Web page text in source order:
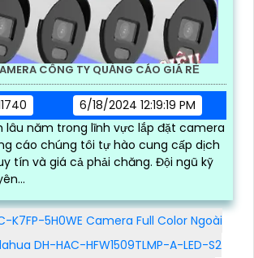
CÔNG TY QUẢNG CÁO GIÁ RẺ
6/18/2024 12:19:19 PM
lâu năm trong lĩnh vực lắp đặt camera
cáo chúng tôi tự hào cung cấp dịch
và giá cả phải chăng. Đội ngũ kỹ
K7FP-5H0WE Camera Full Color Ngoài
DH-HAC-HFW1509TLMP-A-LED-S2